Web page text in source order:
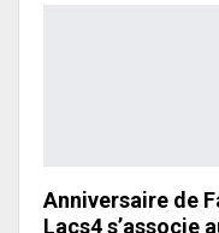
Anniversaire de
Lacs4 s’associe